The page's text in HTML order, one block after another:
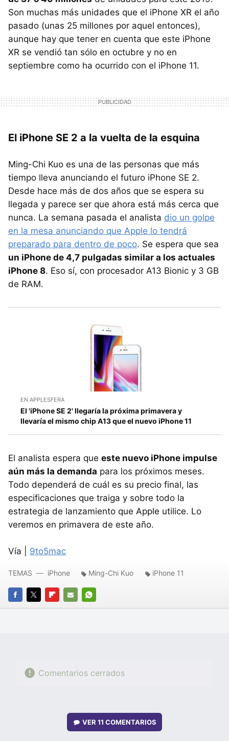
Son muchas más unidades que el iPhone XR el año
pasado (unas 25 millones por aquel entonces),
aunque hay que tener en cuenta que este iPhone
XR se vendió tan sólo en octubre y no en
septiembre como ha ocurrido con el iPhone 11.
El iPhone SE 2 a la vuelta de la esquina
Ming-Chi Kuo es una de las personas que más
tiempo lleva anunciando el futuro iPhone SE 2.
Desde hace más de dos años que se espera su
llegada y parece ser que ahora está más cerca que
nunca. La semana pasada el analista dio un golpe
en la mesa anunciando que Apple lo tendrá
preparado para dentro de poco. Se espera que sea
un iPhone de 4,7 pulgadas similar a los actuales
iPhone 8. Eso sí, con procesador A13 Bionic y 3 GB
de RAM.
EN APPLESFERA
El 'iPhone SE 2' llegaría la próxima primavera y
llevaría el mismo chip A13 que el nuevo iPhone 11
El analista espera que este nuevo iPhone impulse
aún más la demanda para los próximos meses.
Todo dependerá de cuál es su precio final, las
especificaciones que traiga y sobre todo la
estrategia de lanzamiento que Apple utilice. Lo
veremos en primavera de este año.
Vía | 9to5mac
FACEBOOK
TWITTERFLIPBOARD
E-
WHATSAPP
TEMAS iPhone Ming-Chi Kuo iPhone 11
Comentarios cerrados
VER11 COMENTARIOS